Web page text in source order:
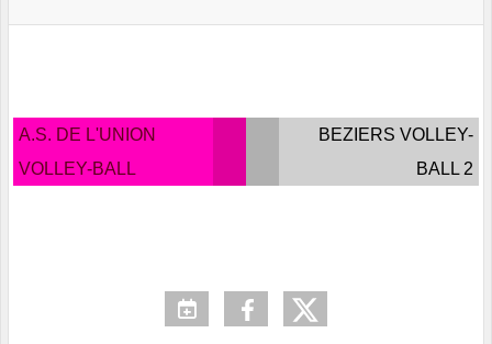
A.S. DE L'UNION
VOLLEY-BALL
BEZIERS VOLLEY-
BALL 2